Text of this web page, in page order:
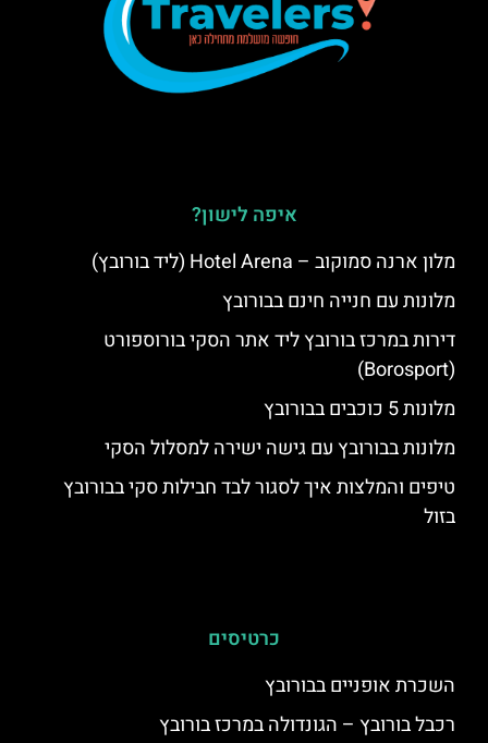
איפה לישון?
מלון ארנה סמוקוב – Hotel Arena (ליד בורובץ)
מלונות עם חנייה חינם בבורובץ
דירות במרכז בורובץ ליד אתר הסקי בורוספורט
(Borosport)
מלונות 5 כוכבים בבורובץ
מלונות בבורובץ עם גישה ישירה למסלול הסקי
טיפים והמלצות איך לסגור לבד חבילות סקי בבורובץ
בזול
כרטיסים
השכרת אופניים בבורובץ
רכבל בורובץ – הגונדולה במרכז בורובץ